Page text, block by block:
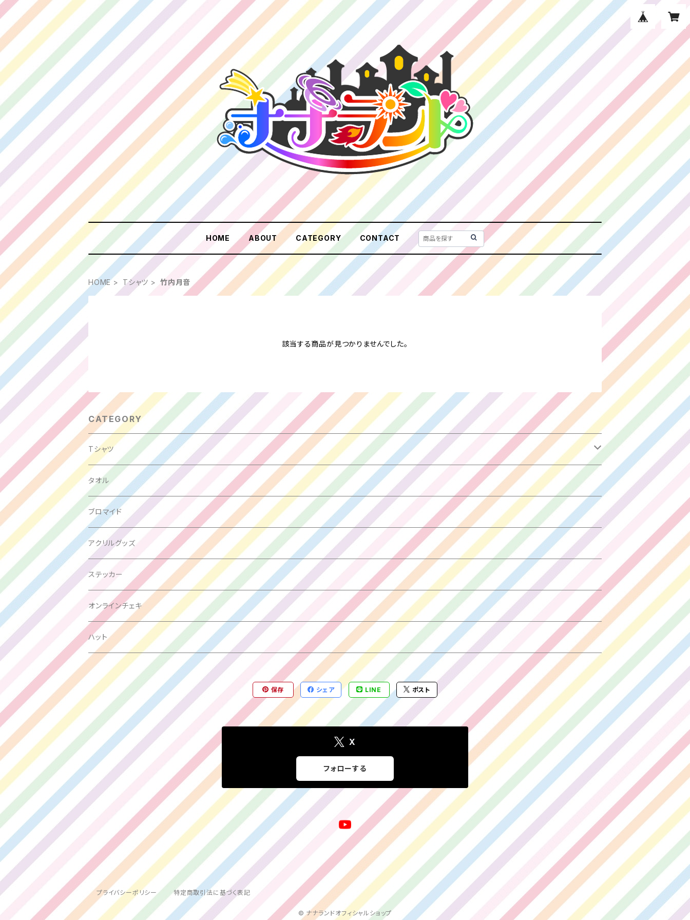
HOME ABOUT CATEGORY CONTACT
HOME Tシャツ 竹内月音
該当する商品が見つかりませんでした。
CATEGORY
Tシャツ
箱推し
大場はるか
峰島こまき
西嶋菜々子
竹内月音
瀬戸みなみ
三好麗奈
百瀬ひより
タオル
ブロマイド
アクリルグッズ
ステッカー
オンラインチェキ
ハット
保存 シェア LINE ポスト
X
フォローする
プライバシーポリシー 特定商取引法に基づく表記
© ナナランドオフィシャルショップ